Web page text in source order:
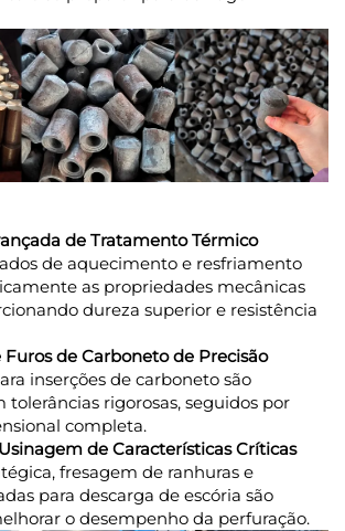
de Tratamento Térmico
de aquecimento e resfriamento
as propriedades mecânicas
dureza superior e resistência
de Carboneto de Precisão
inserções de carboneto são
tolerâncias rigorosas, seguidos por
completa.
de Características Críticas
fresagem de ranhuras e
para descarga de escória são
o desempenho da perfuração.